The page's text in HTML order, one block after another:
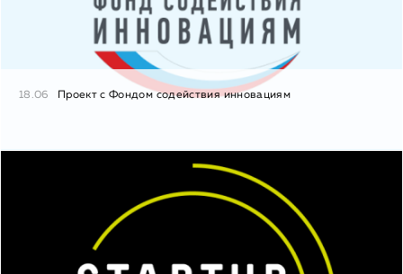
18.06 Проект с Фондом содействия инновациям